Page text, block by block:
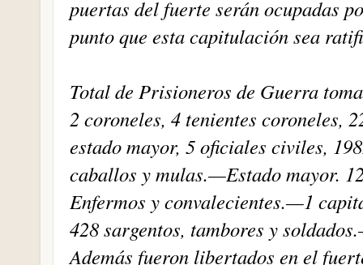
puertas del fuerte serán ocupadas
punto que esta capitulación sea
Total de Prisioneros de Guerra
2 coroneles, 4 tenientes coroneles,
estado mayor, 5 oficiales civiles,
caballos y mulas.—Estado mayor.
Enfermos y convalecientes.—1
428 sargentos, tambores y
Además fueron libertados en el